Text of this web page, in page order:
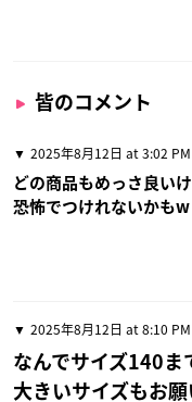
皆のコメント
2025年8月12日 at 3:02 PM
どの商品もめっさ良い
恐怖でつけれないかもw
2025年8月12日 at 8:10 PM
なんでサイズ140ま
大きいサイズもお